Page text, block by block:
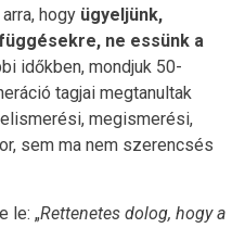
hogy ügyeljünk,
ne essünk a
időkben, mondjuk 50-
tagjai megtanultak
megismerési,
sem ma nem szerencsés
le: „Rettenetes dolog, hogy a